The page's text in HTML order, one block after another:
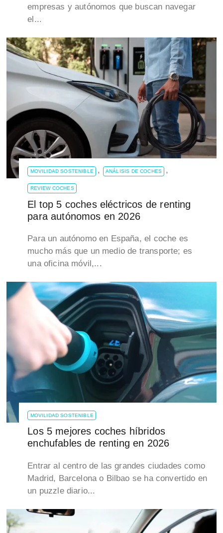
empresas y autónomos que buscan navegar
el...
MOVILIDAD SOSTENIBLE , ANÁLISIS DE COCHES ,
REVIEW COCHES
El top 5 coches eléctricos de renting
para autónomos en 2026
Para un autónomo en España, el coche es
mucho más que un medio de transporte; es
una oficina móvil,...
MOVILIDAD SOSTENIBLE
Los 5 mejores coches híbridos
enchufables de renting en 2026
Entrar al centro de las grandes ciudades como
Madrid, Barcelona o Bilbao se ha convertido en
un puzzle diario...